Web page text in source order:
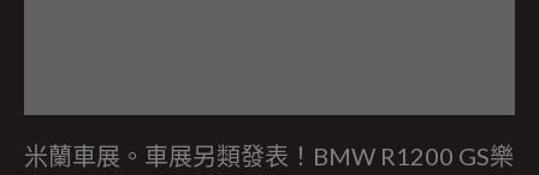
米蘭車展。車展另類發表！BMW R1200 GS樂